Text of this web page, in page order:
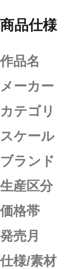
商品仕様
作品名
メーカー
カテゴリ
スケール
ブランド
生産区分
価格帯
発売月
仕様/素材